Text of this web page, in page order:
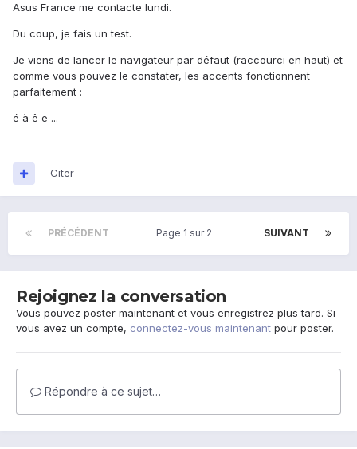
Asus France me contacte lundi.
Du coup, je fais un test.
Je viens de lancer le navigateur par défaut (raccourci en haut) et
comme vous pouvez le constater, les accents fonctionnent
parfaitement :
é à ê ë ...
Citer
PRÉCÉDENT SUIVANT
Page 1 sur 2
Rejoignez la conversation
Vous pouvez poster maintenant et vous enregistrez plus tard. Si
vous avez un compte, connectez-vous maintenant pour poster.
Répondre à ce sujet…